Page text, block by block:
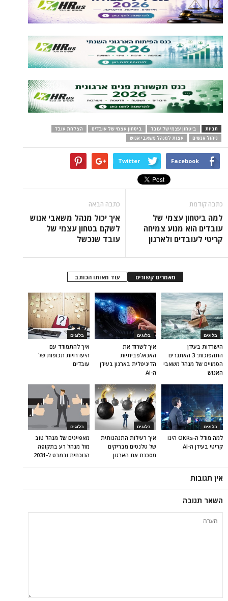
תגיות ביטחון עצמי של עובד ביטחון עצמי של עובדים
הצלחת עובד
ניהול אנשים
עצות למנהל משאבי אנוש
Facebook
Twitter
כתבה קודמת
למה ביטחון עצמי של
עובדים הוא מנוע צמיחה
קריטי לעובדים ולארגון
כתבה הבאה
איך יכול מנהל משאבי אנוש
לשקם בטחון עצמי של
עובד שנכשל
מאמרים קשורים עוד מאותו הכותב
בלוגים
איך להתמודד עם
היעדרויות תכופות של
עובדים
בלוגים
איך לשרוד את
האנאלפביתיוּת
הדיגיטלית בארגון בעידן
ה-AI
בלוגים
הישרדות בעידן
התהפוכות: 3 האתגרים
הסמויים של מנהל משאבי
האנוש
בלוגים
מאפיינים של מנהל טוב
מול מנהל רע בתקופה
הנוכחית ובמבט ל-2031
בלוגים
איך רעילות התנהגותית
של טלנטים מבריקים
מסכנת את הארגון
בלוגים
למה מודל ה-OKRs הינו
קריטי בעידן ה-AI
אין תגובות
השאר תגובה